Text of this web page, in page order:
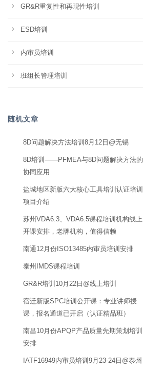
GR&R重复性和再现性培训
ESD培训
内审员培训
班组长管理培训
随机文章
8D问题解决方法培训8月12日@无锡
8D培训——PFMEA与8D问题解决方法的
协同应用
盐城地区新版六大核心工具培训认证培训
项目介绍
苏州VDA6.3、VDA6.5课程培训机构线上
开课安排，老牌机构，值得信赖
南通12月份ISO13485内审员培训安排
泰州IMDS课程培训
GR&R培训10月22日@线上培训
宿迁新版SPC培训公开课：专业讲师授
课，报名通道已开启（认证精品班）
南昌10月份APQP产品质量先期策划培训
安排
IATF16949内审员培训9月23-24日@泰州